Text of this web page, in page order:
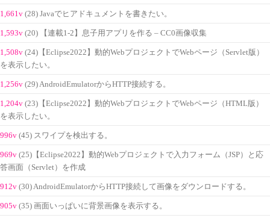
1,661v (28) Javaでヒアドキュメントを書きたい。
1,593v (20) 【連載1-2】息子用アプリを作る – CC0画像収集
1,508v (24)【Eclipse2022】動的WebプロジェクトでWebページ（Servlet版）
を表示したい。
1,256v (29) AndroidEmulatorからHTTP接続する。
1,204v (23)【Eclipse2022】動的WebプロジェクトでWebページ（HTML版）
を表示したい。
996v (45) スワイプを検出する。
969v (25)【Eclipse2022】動的Webプロジェクトで入力フォーム（JSP）と応
答画面（Servlet）を作成
912v (30) AndroidEmulatorからHTTP接続して画像をダウンロードする。
905v (35) 画面いっぱいに背景画像を表示する。